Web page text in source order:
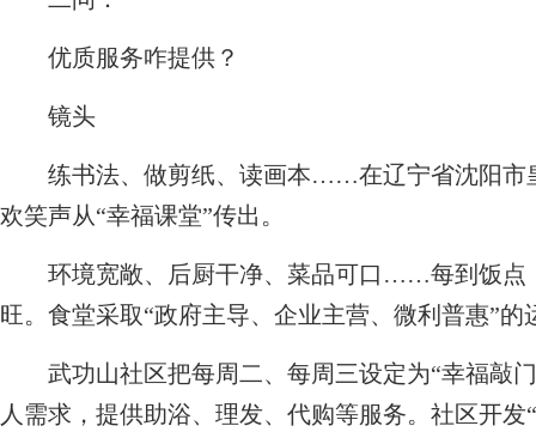
优质服务咋提供？
镜头
练书法、做剪纸、读画本……在辽宁省沈阳市
欢笑声从“幸福课堂”传出。
环境宽敞、后厨干净、菜品可口……每到饭点
旺。食堂采取“政府主导、企业主营、微利普惠”
武功山社区把每周二、每周三设定为“幸福敲门
人需求，提供助浴、理发、代购等服务。社区开